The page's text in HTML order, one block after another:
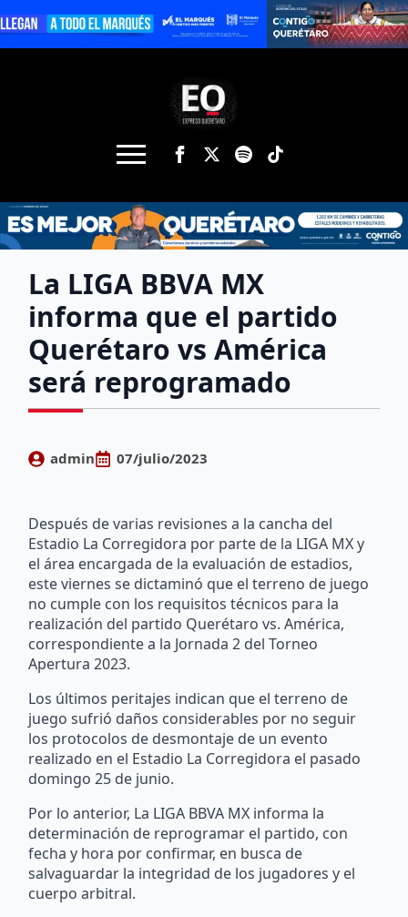
La LIGA BBVA MX
informa que el partido
Querétaro vs América
será reprogramado
admin 07/julio/2023
Después de varias revisiones a la cancha del
Estadio La Corregidora por parte de la LIGA MX y
el área encargada de la evaluación de estadios,
este viernes se dictaminó que el terreno de juego
no cumple con los requisitos técnicos para la
realización del partido Querétaro vs. América,
correspondiente a la Jornada 2 del Torneo
Apertura 2023.
Los últimos peritajes indican que el terreno de
juego sufrió daños considerables por no seguir
los protocolos de desmontaje de un evento
realizado en el Estadio La Corregidora el pasado
domingo 25 de junio.
Por lo anterior, La LIGA BBVA MX informa la
determinación de reprogramar el partido, con
fecha y hora por confirmar, en busca de
salvaguardar la integridad de los jugadores y el
cuerpo arbitral.